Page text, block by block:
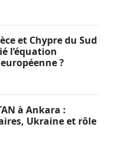
et Chypre du Sud
l’équation
?
à Ankara :
Ukraine et rôle